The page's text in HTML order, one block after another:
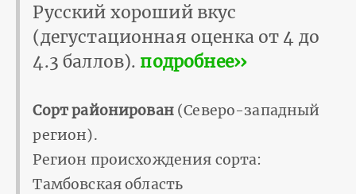
Русский хороший вкус
(дегустационная оценка от 4 до
4.3 баллов). подробнее››
Сорт районирован(Северо-западный
регион).
Регион происхождения сорта:
Тамбовская область